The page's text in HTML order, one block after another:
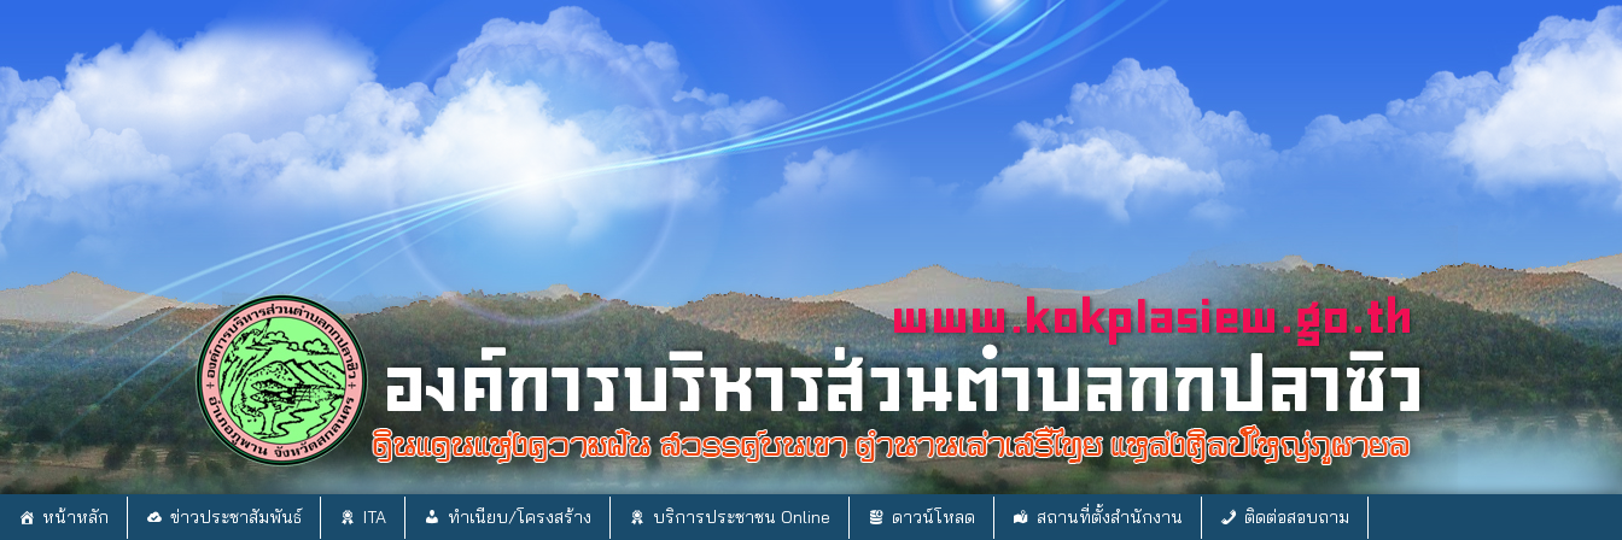
content
หน้าหลัก ข่าวประชาสัมพันธ์ ITA ทำเนียบ/โครงสร้าง บริการประชาชน Online ดาวน์โหลด สถานที่ตั้งสำนักงาน ติดต่อสอบถาม